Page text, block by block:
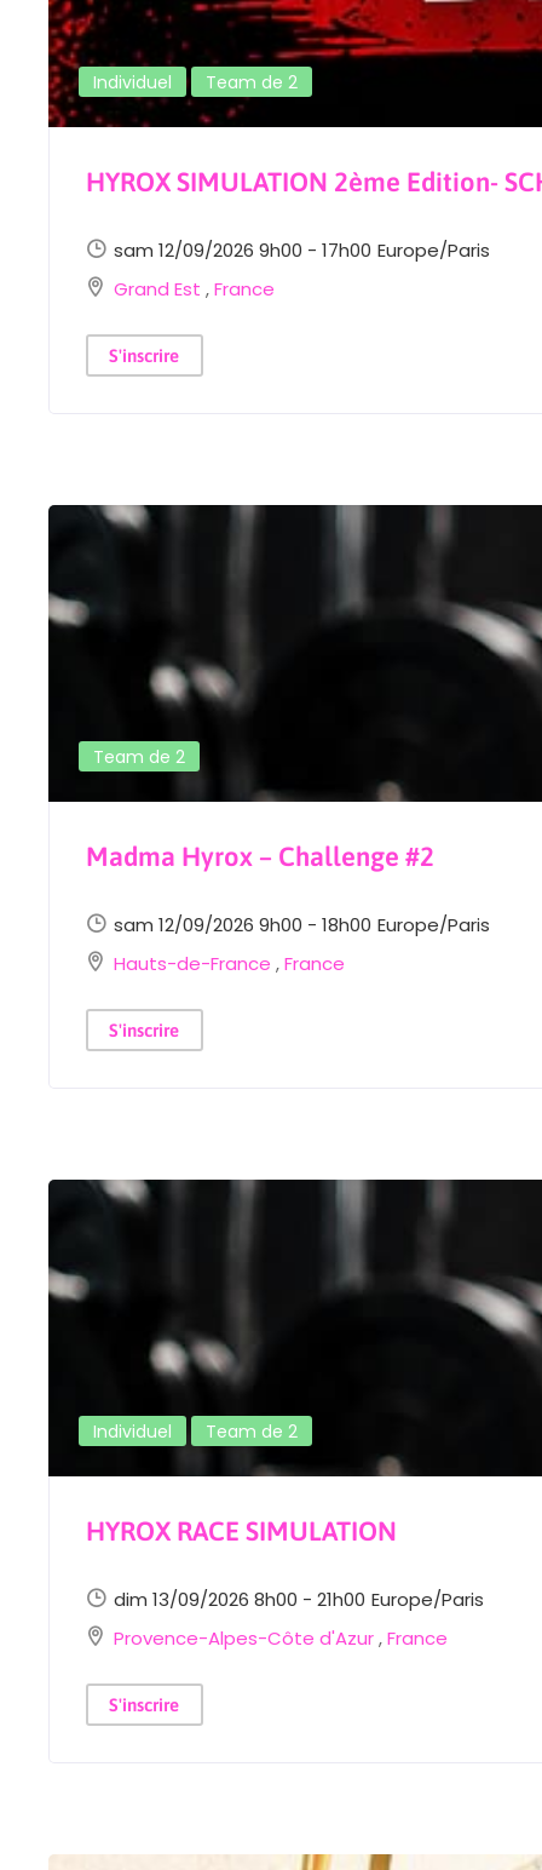
Individuel Team de 2
HYROX SIMULATION 2ème Edition-
sam 12/09/2026 9h00 - 17h00 Europe/Paris
Grand Est ,France
S'inscrire
Team de 2
Madma Hyrox – Challenge #2
sam 12/09/2026 9h00 - 18h00 Europe/Paris
Hauts-de-France ,France
S'inscrire
Individuel Team de 2
HYROX RACE SIMULATION
dim 13/09/2026 8h00 - 21h00 Europe/Paris
Provence-Alpes-Côte d'Azur,France
S'inscrire